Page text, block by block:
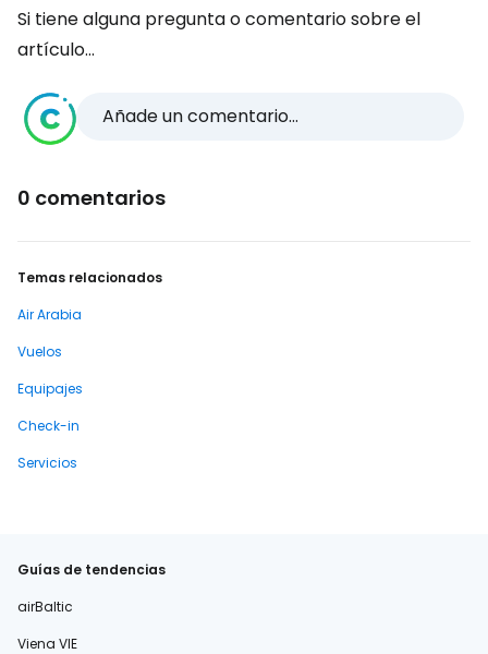
Si tiene alguna pregunta o comentario sobre el
artículo...
Añade un comentario...
0 comentarios
Temas relacionados
Air Arabia
Vuelos
Equipajes
Check-in
Servicios
Guías de tendencias
airBaltic
Viena VIE